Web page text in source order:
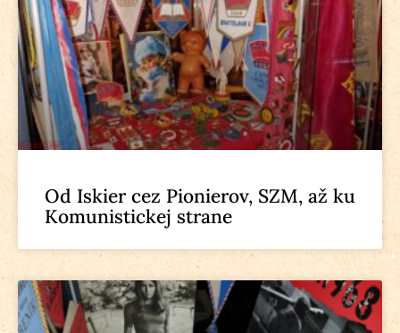
Od Iskier cez Pionierov, SZM, až ku
Komunistickej strane